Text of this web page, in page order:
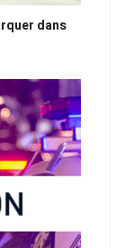
dans